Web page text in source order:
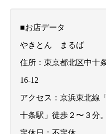
■お店データ
やきとん まるば
住所：東京都北区中十
16-12
アクセス：京浜東北線
十条駅」徒歩２〜３分。